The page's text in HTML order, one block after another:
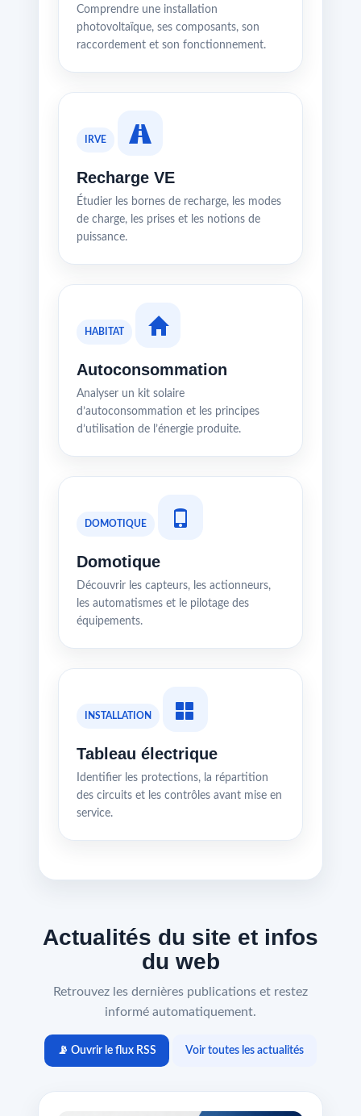
Comprendre une installation
photovoltaïque, ses composants, son
raccordement et son fonctionnement.
IRVE
Recharge VE
Étudier les bornes de recharge, les modes
de charge, les prises et les notions de
puissance.
HABITAT
Autoconsommation
Analyser un kit solaire
d’autoconsommation et les principes
d’utilisation de l’énergie produite.
DOMOTIQUE
Domotique
Découvrir les capteurs, les actionneurs,
les automatismes et le pilotage des
équipements.
INSTALLATION
Tableau électrique
Identifier les protections, la répartition
des circuits et les contrôles avant mise en
service.
Actualités du site et infos
du web
Retrouvez les dernières publications et restez
informé automatiquement.
📡 Ouvrir le flux RSS Voir toutes les actualités